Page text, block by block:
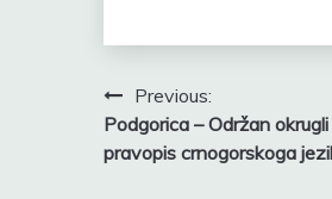
Post
navigation
Previous:
Podgorica – Održan
pravopis crnogorskoga